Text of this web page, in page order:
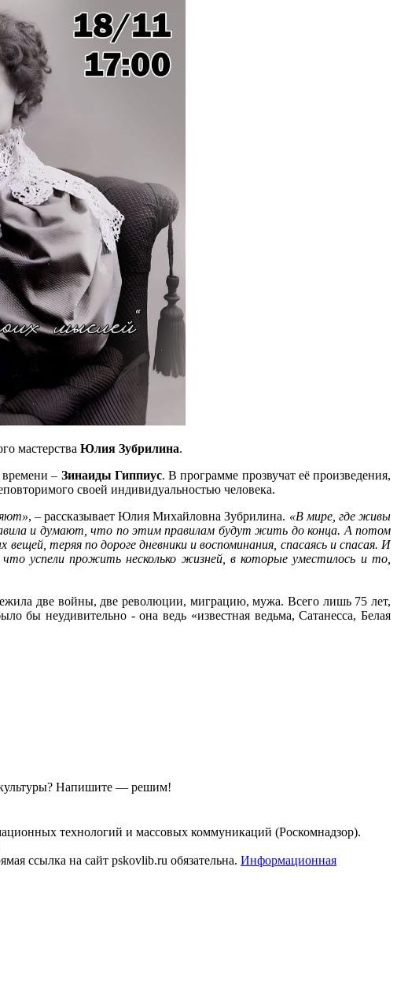
мастерства Юлия Зубрилина.
– Зинаиды Гиппиус. В программе прозвучат её произведения,
своей индивидуальностью человека.
, – рассказывает Юлия Михайловна Зубрилина. «В мире, где живы
и думают, что по этим правилам будут жить до конца. А потом
теряя по дороге дневники и воспоминания, спасаясь и спасая. И
успели прожить несколько жизней, в которые уместилось и то,
две войны, две революции, миграцию, мужа. Всего лишь 75 лет,
бы неудивительно - она ведь «известная ведьма, Сатанесса, Белая
Напишите — решим!
технологий и массовых коммуникаций (Роскомнадзор).
ссылка на сайт pskovlib.ru обязательна. Информационная